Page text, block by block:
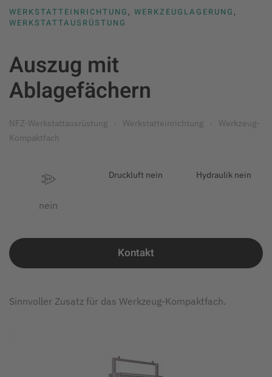
WERKSTATTEINRICHTUNG , WERKZEUGLAGERUNG ,
WERKSTATTAUSRÜSTUNG
Auszug mit
Ablagefächern
NFZ-Werkstattausrüstung Werkstatteinrichtung
Werkzeug-
Kompaktfach
nein
Druckluft nein Hydraulik nein
Kontakt
Sinnvoller Zusatz für das Werkzeug-Kompaktfach.